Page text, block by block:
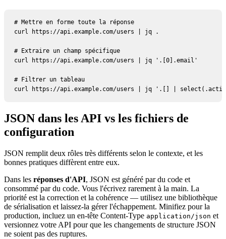
# Mettre en forme toute la réponse
curl https://api.example.com/users | jq .
# Extraire un champ spécifique
curl https://api.example.com/users | jq '.[0].email'
# Filtrer un tableau
curl https://api.example.com/users | jq '.[] |
JSON dans les API vs les fichiers de
configuration
JSON remplit deux rôles très différents selon le contexte, et les
bonnes pratiques diffèrent entre eux.
Dans les réponses d'API, JSON est généré par du code et
consommé par du code. Vous l'écrivez rarement à la main. La
priorité est la correction et la cohérence — utilisez une bibliothèque
de sérialisation et laissez-la gérer l'échappement. Minifiez pour la
production, incluez un en-tête Content-Type application/json et
versionnez votre API pour que les changements de structure JSON
ne soient pas des ruptures.